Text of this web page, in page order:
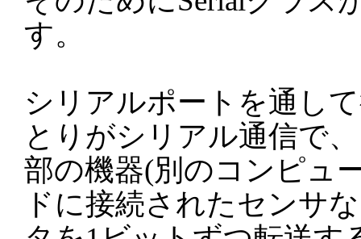
す。
シリアルポートを通し
とりがシリアル通信で
部の機器(別のコンピュ
ドに接続されたセンサ